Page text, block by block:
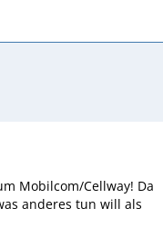
Mobilcom/Cellway! Da
anderes tun will als